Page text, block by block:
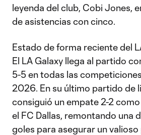
leyenda del club, Cobi Jones,
de asistencias con cinco.
Estado de forma reciente del
El LA Galaxy llega al partido
5-5 en todas las
2026. En su último partido de
consiguió un empate 2-2
el FC Dallas, remontando una
goles para asegurar un